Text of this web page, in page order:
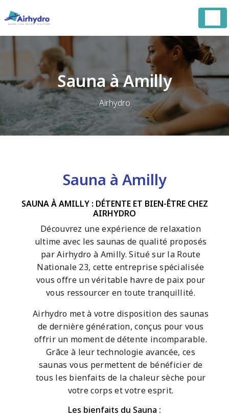
Sauna à Amilly
Airhydro
Sauna à Amilly
SAUNA À AMILLY : DÉTENTE ET BIEN-ÊTRE CHEZ
AIRHYDRO
Découvrez une expérience de relaxation
ultime avec les saunas de qualité proposés
par Airhydro à Amilly. Situé sur la Route
Nationale 23, cette entreprise spécialisée
vous offre un véritable havre de paix pour
vous ressourcer en toute tranquillité.
Airhydro met à votre disposition des saunas
de dernière génération, conçus pour vous
offrir un moment de détente incomparable.
Grâce à leur technologie avancée, ces
saunas vous permettent de bénéficier de
tous les bienfaits de la chaleur sèche pour
votre corps et votre esprit.
Les bienfaits du Sauna :